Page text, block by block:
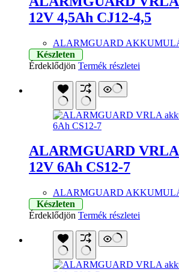
12V 4,5Ah CJ12-4,5
ALARMGUARD
Készleten
Érdeklődjön Termék részletei
ALARMGUARD
12V 6Ah CS12-7
ALARMGUARD
Készleten
Érdeklődjön Termék részletei